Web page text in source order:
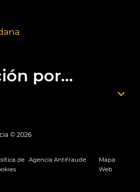
por...
© 2026
de Agencia Antifraude
Mapa
Web